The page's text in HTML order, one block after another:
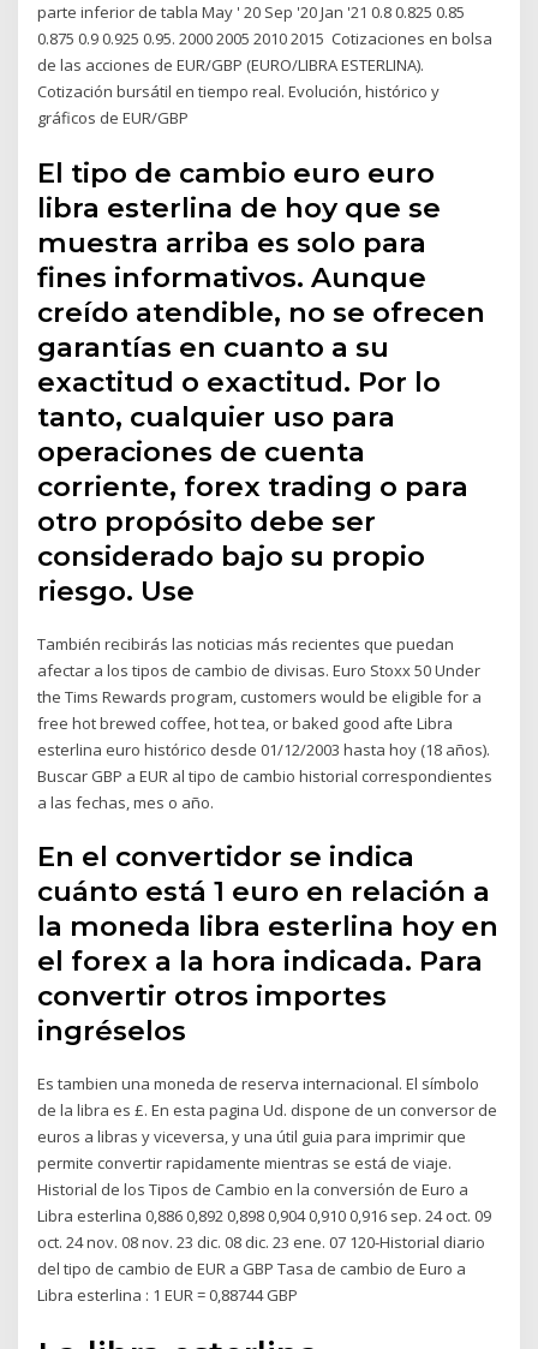
parte inferior de tabla May ' 20 Sep '20 Jan '21 0.8 0.825 0.85
0.875 0.9 0.925 0.95. 2000 2005 2010 2015 Cotizaciones en bolsa
de las acciones de EUR/GBP (EURO/LIBRA ESTERLINA).
Cotización bursátil en tiempo real. Evolución, histórico y
gráficos de EUR/GBP
El tipo de cambio euro euro
libra esterlina de hoy que se
muestra arriba es solo para
fines informativos. Aunque
creído atendible, no se ofrecen
garantías en cuanto a su
exactitud o exactitud. Por lo
tanto, cualquier uso para
operaciones de cuenta
corriente, forex trading o para
otro propósito debe ser
considerado bajo su propio
riesgo. Use
También recibirás las noticias más recientes que puedan
afectar a los tipos de cambio de divisas. Euro Stoxx 50 Under
the Tims Rewards program, customers would be eligible for a
free hot brewed coffee, hot tea, or baked good afte Libra
esterlina euro histórico desde 01/12/2003 hasta hoy (18 años).
Buscar GBP a EUR al tipo de cambio historial correspondientes
a las fechas, mes o año.
En el convertidor se indica
cuánto está 1 euro en relación a
la moneda libra esterlina hoy en
el forex a la hora indicada. Para
convertir otros importes
ingréselos
Es tambien una moneda de reserva internacional. El símbolo
de la libra es £. En esta pagina Ud. dispone de un conversor de
euros a libras y viceversa, y una útil guia para imprimir que
permite convertir rapidamente mientras se está de viaje.
Historial de los Tipos de Cambio en la conversión de Euro a
Libra esterlina 0,886 0,892 0,898 0,904 0,910 0,916 sep. 24 oct. 09
oct. 24 nov. 08 nov. 23 dic. 08 dic. 23 ene. 07 120-Historial diario
del tipo de cambio de EUR a GBP Tasa de cambio de Euro a
Libra esterlina : 1 EUR = 0,88744 GBP